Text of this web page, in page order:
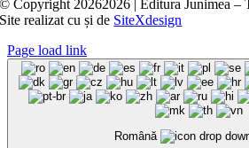
© Copyright 20262026 | Editura Junimea –
Site realizat cușide SiteXdesign
Page load link
Română